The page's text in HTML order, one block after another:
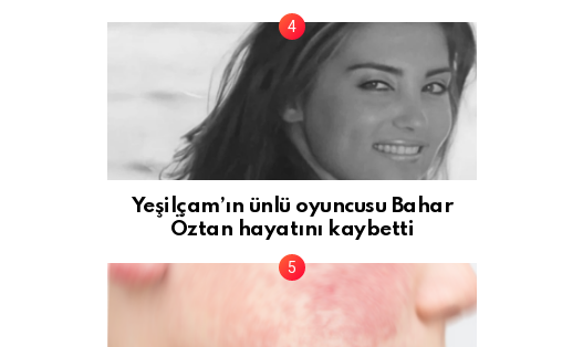
Yeşilçam’ın ünlü oyuncusu Bahar
Öztan hayatını kaybetti